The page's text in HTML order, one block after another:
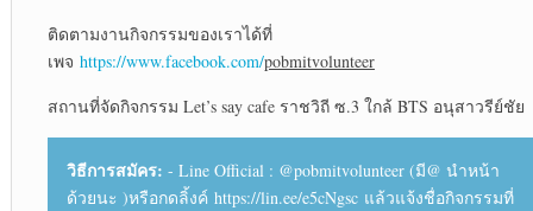
ติดตามงานกิจกรรมของเราได้ที่
เพจ https://www.facebook.com/pobmitvolunteer
สถานที่จัดกิจกรรม Let’s say cafe ราชวิถี ซ.3 ใกล้ BTS อนุสาวรีย์ชัย
วิธีการสมัคร: - Line Official : @pobmitvolunteer (มี@ นำหน้า
ด้วยนะ )หรือกดลิ้งค์ https://lin.ee/e5cNgsc แล้วแจ้งชื่อกิจกรรมที่